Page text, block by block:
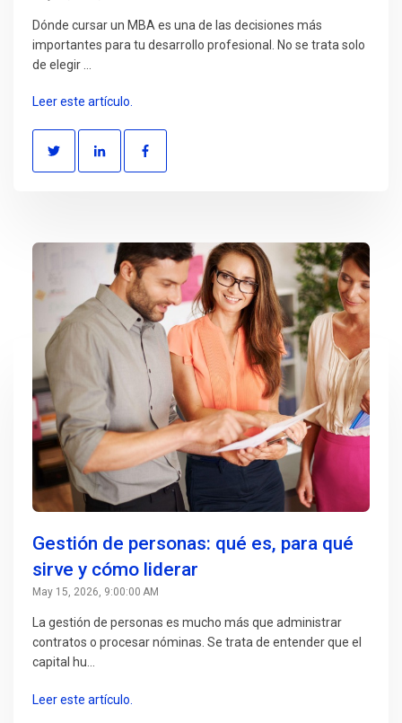
Dónde cursar un MBA es una de las decisiones más
importantes para tu desarrollo profesional. No se trata solo
de elegir ...
Leer este artículo.
Gestión de personas: qué es, para qué
sirve y cómo liderar
May 15, 2026, 9:00:00 AM
La gestión de personas es mucho más que administrar
contratos o procesar nóminas. Se trata de entender que el
capital hu...
Leer este artículo.